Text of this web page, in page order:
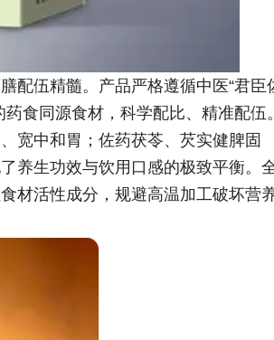
配伍精髓。产品严格遵循中医“君臣
食同源食材，科学配比、精准配伍。
宽中和胃；佐药茯苓、芡实健脾固
养生功效与饮用口感的极致平衡。
材活性成分，规避高温加工破坏营